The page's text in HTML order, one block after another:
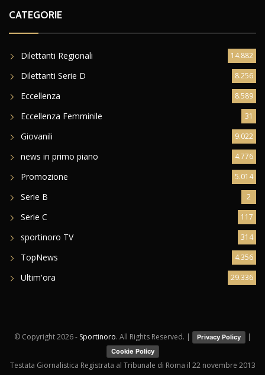
CATEGORIE
Dilettanti Regionali 14.882
Dilettanti Serie D 8.256
Eccellenza 8.589
Eccellenza Femminile 31
Giovanili 9.022
news in primo piano 4.776
Promozione 5.014
Serie B 2
Serie C 117
sportinoro TV 314
TopNews 4.356
Ultim'ora 29.336
© Copyright2026 - Sportinoro. All Rights Reserved. | Privacy Policy |
Cookie Policy
Testata Giornalistica Registrata al Tribunale di Roma il 22 novembre 2013